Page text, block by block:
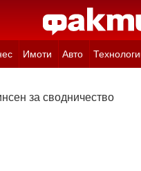
Имоти Авто
за сводничество